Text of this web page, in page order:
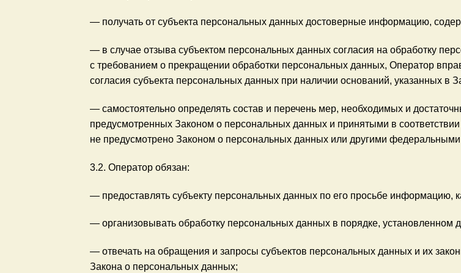
— получать от субъекта персональных данных достоверные информацию,
— в случае отзыва субъектом персональных данных согласия на обработку
с требованием о прекращении обработки персональных данных, Оператор
согласия субъекта персональных данных при наличии оснований, указанных в
— самостоятельно определять состав и перечень мер, необходимых и
предусмотренных Законом о персональных данных и принятыми в
не предусмотрено Законом о персональных данных или другими федеральными
3.2. Оператор обязан:
— предоставлять субъекту персональных данных по его просьбе информацию,
— организовывать обработку персональных данных в порядке, установленном
— отвечать на обращения и запросы субъектов персональных данных и их
Закона о персональных данных;